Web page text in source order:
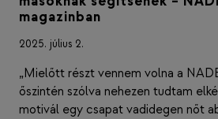
magazinban
2025. július 2.
„Mielőtt részt vennem volna a
őszintén szólva nehezen tudtam
motivál egy csapat vadidegen nőt